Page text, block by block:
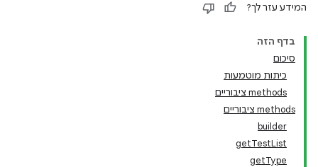
המידע עזר לך?
בדף הזה
סיכום
כיתות מוטמעות
‫methods ציבוריים
‫methods ציבוריים
builder
getTestList
getType